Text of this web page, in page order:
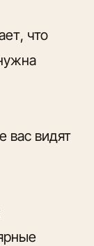
что
вас видят